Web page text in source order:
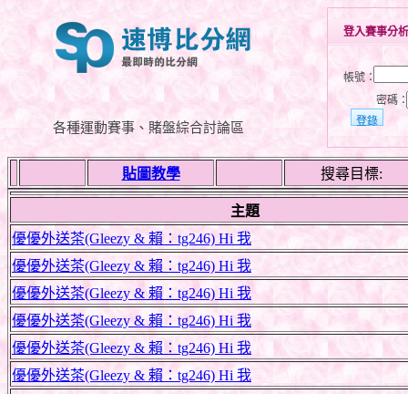
各種運動賽事、賭盤綜合討論區
登入賽事分
帳號：
密碼
貼圖教學 搜尋目標:
主題
優優外送茶(Gleezy & 賴：tg246) Hi 我
優優外送茶(Gleezy & 賴：tg246) Hi 我
優優外送茶(Gleezy & 賴：tg246) Hi 我
優優外送茶(Gleezy & 賴：tg246) Hi 我
優優外送茶(Gleezy & 賴：tg246) Hi 我
優優外送茶(Gleezy & 賴：tg246) Hi 我